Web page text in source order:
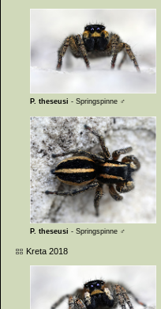
P. theseusi - Springspinne ♂
P. theseusi - Springspinne ♂
Kreta 2018